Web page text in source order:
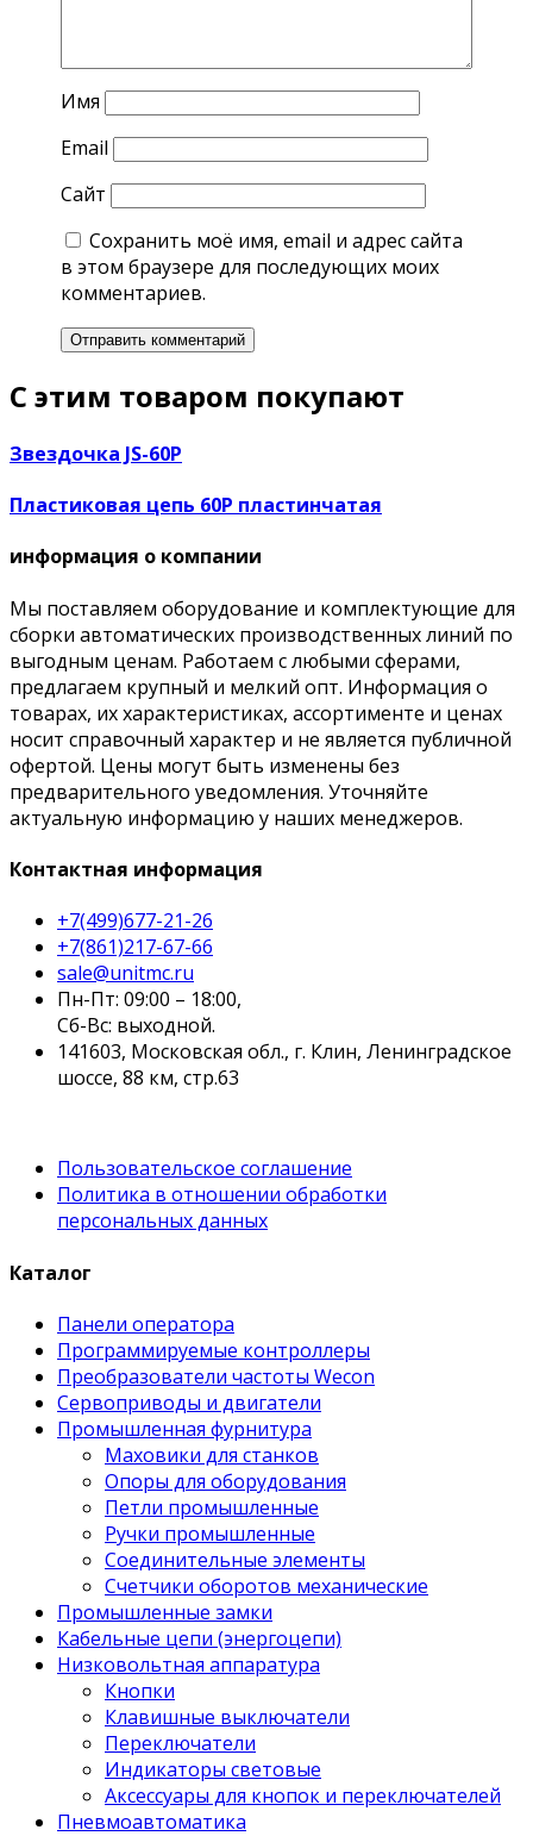
Имя
Email
Сайт
Сохранить моё имя, email и адрес сайта
в этом браузере для последующих моих
комментариев.
С этим товаром покупают
Звездочка JS-60P
Пластиковая цепь 60P пластинчатая
информация о компании
Мы поставляем оборудование и комплектующие для
сборки автоматических производственных линий по
выгодным ценам. Работаем с любыми сферами,
предлагаем крупный и мелкий опт. Информация о
товарах, их характеристиках, ассортименте и ценах
носит справочный характер и не является публичной
офертой. Цены могут быть изменены без
предварительного уведомления. Уточняйте
актуальную информацию у наших менеджеров.
Контактная информация
+7(499)677-21-26
+7(861)217-67-66
sale@unitmc.ru
Пн-Пт: 09:00 – 18:00,
Сб-Вс: выходной.
141603, Московская обл., г. Клин, Ленинградское
шоссе, 88 км, стр.63
Пользовательское соглашение
Политика в отношении обработки
персональных данных
Каталог
Панели оператора
Программируемые контроллеры
Преобразователи частоты Wecon
Сервоприводы и двигатели
Промышленная фурнитура
Маховики для станков
Опоры для оборудования
Петли промышленные
Ручки промышленные
Соединительные элементы
Счетчики оборотов механические
Промышленные замки
Кабельные цепи (энергоцепи)
Низковольтная аппаратура
Кнопки
Клавишные выключатели
Переключатели
Индикаторы световые
Аксессуары для кнопок и переключателей
Пневмоавтоматика